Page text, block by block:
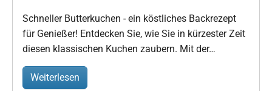
Schneller Butterkuchen - ein köstliches Backrezept
für Genießer! Entdecken Sie, wie Sie in kürzester Zeit
diesen klassischen Kuchen zaubern. Mit der…
Weiterlesen